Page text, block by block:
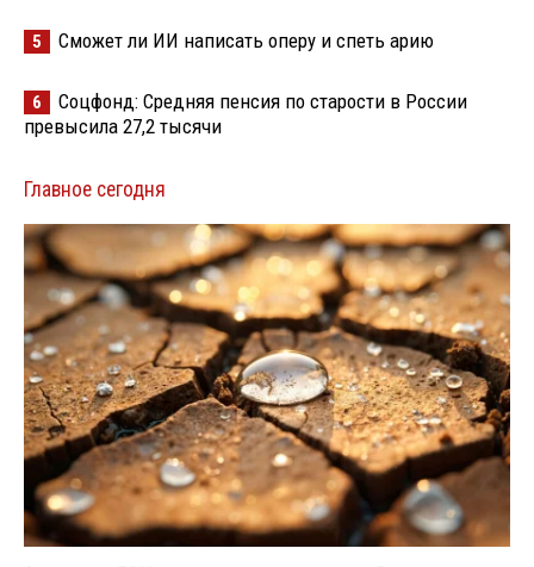
5 Сможет ли ИИ написать оперу и спеть арию
6
Соцфонд: Средняя пенсия по старости в России
превысила 27,2 тысячи
Главное сегодня